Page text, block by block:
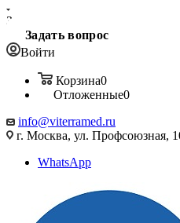
Заказать звонок
Задать вопрос
Войти
Корзина0
Отложенные0
info@viterramed.ru
г. Москва, ул. Профсоюзная,
WhatsApp